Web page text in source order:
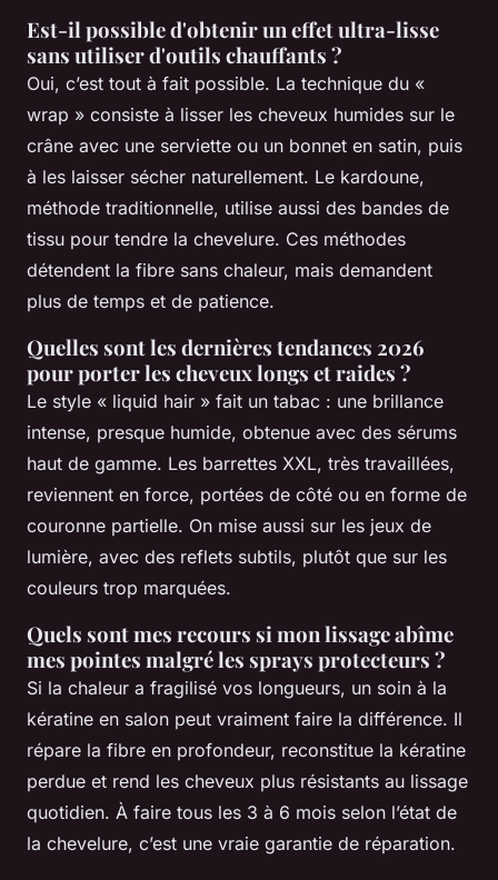
Est-il possible d'obtenir un effet ultra-lisse
sans utiliser d'outils chauffants ?
Oui, c’est tout à fait possible. La technique du «
wrap » consiste à lisser les cheveux humides sur le
crâne avec une serviette ou un bonnet en satin, puis
à les laisser sécher naturellement. Le kardoune,
méthode traditionnelle, utilise aussi des bandes de
tissu pour tendre la chevelure. Ces méthodes
détendent la fibre sans chaleur, mais demandent
plus de temps et de patience.
Quelles sont les dernières tendances 2026
pour porter les cheveux longs et raides ?
Le style « liquid hair » fait un tabac : une brillance
intense, presque humide, obtenue avec des sérums
haut de gamme. Les barrettes XXL, très travaillées,
reviennent en force, portées de côté ou en forme de
couronne partielle. On mise aussi sur les jeux de
lumière, avec des reflets subtils, plutôt que sur les
couleurs trop marquées.
Quels sont mes recours si mon lissage abîme
mes pointes malgré les sprays protecteurs ?
Si la chaleur a fragilisé vos longueurs, un soin à la
kératine en salon peut vraiment faire la différence. Il
répare la fibre en profondeur, reconstitue la kératine
perdue et rend les cheveux plus résistants au lissage
quotidien. À faire tous les 3 à 6 mois selon l’état de
la chevelure, c’est une vraie garantie de réparation.